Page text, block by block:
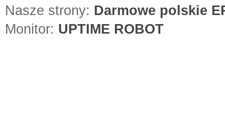
Nasze strony: Darmowe polskie
Monitor: UPTIME ROBOT